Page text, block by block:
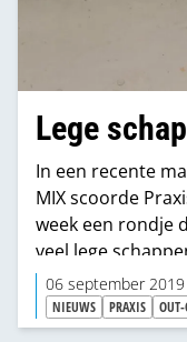
Lege
In een recente
MIX scoorde
week een rondje
veel lege
06 september 2019
NIEUWS PRAXIS OUT-